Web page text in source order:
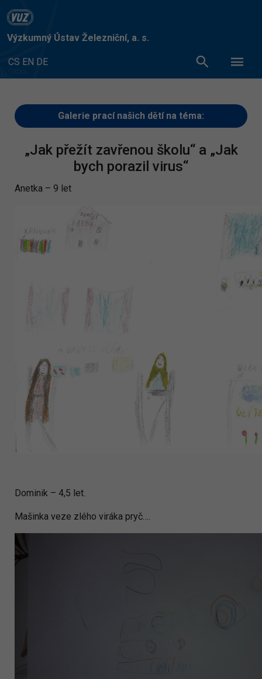
Výzkumný Ústav Železniční, a. s.
CS EN DE
Galerie prací našich dětí na téma:
„Jak přežít zavřenou školu“ a „Jak
bych porazil virus“
Anetka – 9 let
Dominik – 4,5 let.
Mašinka veze zlého viráka pryč….